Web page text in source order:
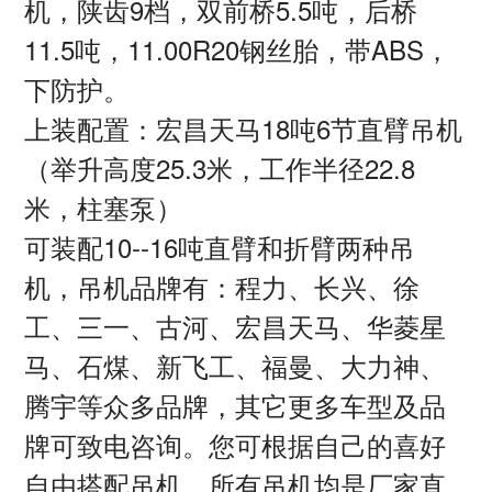
机，陕齿9档，双前桥5.5吨，后桥
11.5吨，11.00R20钢丝胎，带ABS，
下防护。
上装配置：宏昌天马18吨6节直臂吊机
（举升高度25.3米，工作半径22.8
米，柱塞泵）
可装配10--16吨直臂和折臂两种吊
机，吊机品牌有：程力、长兴、徐
工、三一、古河、宏昌天马、华菱星
马、石煤、新飞工、福曼、大力神、
腾宇等众多品牌，其它更多车型及品
牌可致电咨询。您可根据自己的喜好
自由搭配吊机。所有吊机均是厂家直